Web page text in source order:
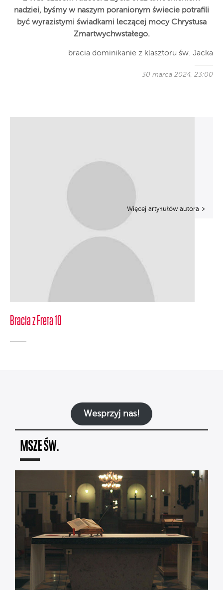
nadziei, byśmy w naszym poranionym świecie potrafili
być wyrazistymi świadkami leczącej mocy Chrystusa
Zmartwychwstałego.
bracia dominikanie z klasztoru św. Jacka
30 marca 2024, 23:00
Bracia z Freta 10
Więcej artykułów autora
Wesprzyj nas!
MSZE ŚW.